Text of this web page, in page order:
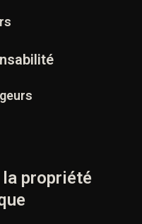
propriété